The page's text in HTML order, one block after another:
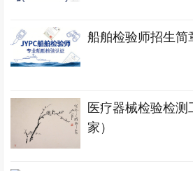
船舶检验师招生简
医疗器械检验检
家）